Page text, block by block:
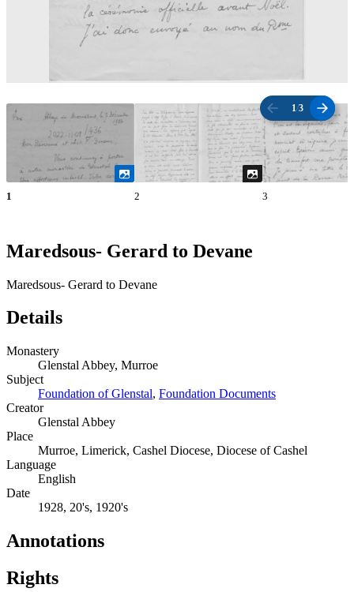
1 /3
1 2 3
Maredsous- Gerard to Devane
Maredsous- Gerard to Devane
Details
Monastery
Glenstal Abbey, Murroe
Subject
Foundation of Glenstal, Foundation Documents
Creator
Glenstal Abbey
Place
Murroe, Limerick, Cashel Diocese, Diocese of Cashel
Language
English
Date
1928, 20's, 1920's
Annotations
Rights